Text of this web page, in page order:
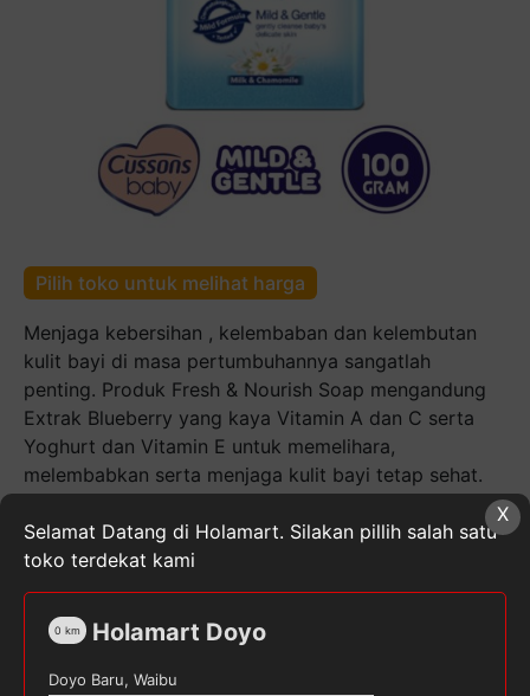
Pilih toko untuk melihat harga
Menjaga kebersihan , kelembaban dan kelembutan
kulit bayi di masa pertumbuhannya sangatlah
penting. Produk Fresh & Nourish Soap mengandung
Extrak Blueberry yang kaya Vitamin A dan C serta
Yoghurt dan Vitamin E untuk memelihara,
melembabkan serta menjaga kulit bayi tetap sehat.
Aroma buahnya menjadikan bayi Bunda tercium lebih
harum dengan wangi buah yang segar.
BABY
Milk
X
Selamat Datang di Holamart. Silakan pillih salah satu
toko terdekat kami
Holamart Doyo
0 km
Doyo Baru, Waibu